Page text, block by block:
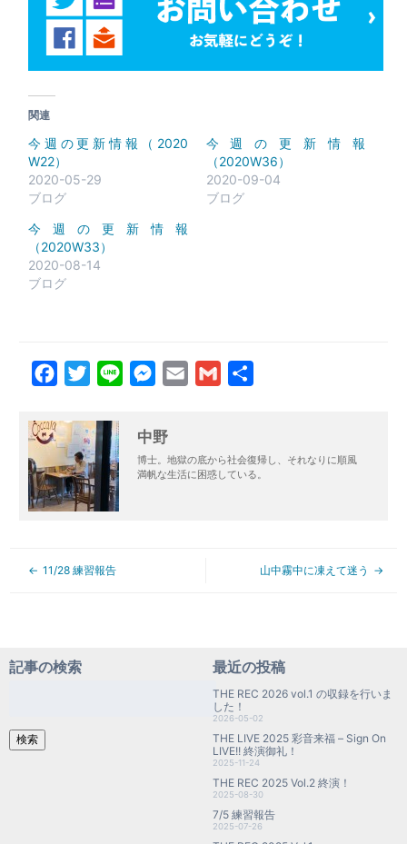
関連
今週の更新情報（2020
W22）
2020-05-29
ブログ
今週の更新情報
（2020W36）
2020-09-04
ブログ
今週の更新情報
（2020W33）
2020-08-14
ブログ
FacebookTwitterLine Messenger
Email Gmail
中野
博士。地獄の底から社会復帰し、それなりに順風
満帆な生活に困惑している。
11/28 練習報告 山中霧中に凍えて迷う
記事の検索
検索
最近の投稿
THE REC 2026 vol.1 の収録を行いま
した！
2026-05-02
THE LIVE 2025 彩音来福 – Sign On
LIVE!! 終演御礼！
2025-11-24
THE REC 2025 Vol.2 終演！
2025-08-30
7/5 練習報告
2025-07-26